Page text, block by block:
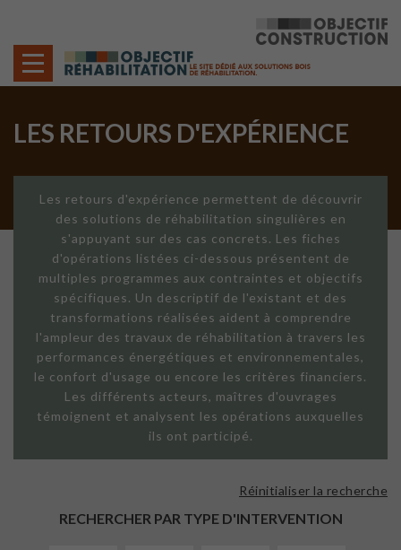
LES RETOURS D'EXPÉRIENCE
Les retours d'expérience permettent de découvrir
des solutions de réhabilitation singulières en
s'appuyant sur des cas concrets. Les fiches
d'opérations listées ci-dessous présentent de
multiples programmes aux contraintes et objectifs
spécifiques. Un descriptif de l'existant et des
transformations réalisées aident à comprendre
l'ampleur des travaux de réhabilitation à travers les
performances énergétiques et environnementales,
le confort d'usage ou encore les critères financiers.
Les différents acteurs, maîtres d'ouvrages
témoignent et analysent les opérations auxquelles
ils ont participé.
RECHERCHER PAR TYPE D'INTERVENTION
Réinitialiser la recherche
FAÇADE SUR
LINÉAIRE